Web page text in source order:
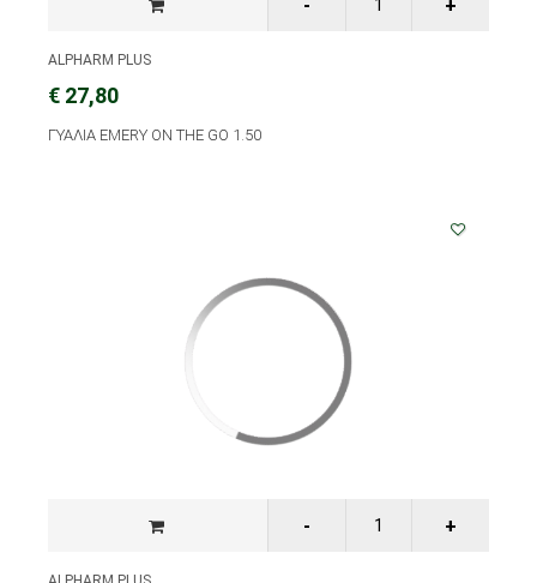
ALPHARM PLUS
€ 27,80
ΓΥΑΛΙΑ EMERY ON THE GO 1.50